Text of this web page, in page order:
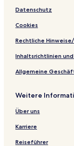
o
e
s
S
i
e
H
m
e
s
M
r
e
a
Datenschutz
Cookies
Rechtliche
Inhaltsrichtlinien
Allgemeine
Weitere
Über uns
Karriere
Reiseführer